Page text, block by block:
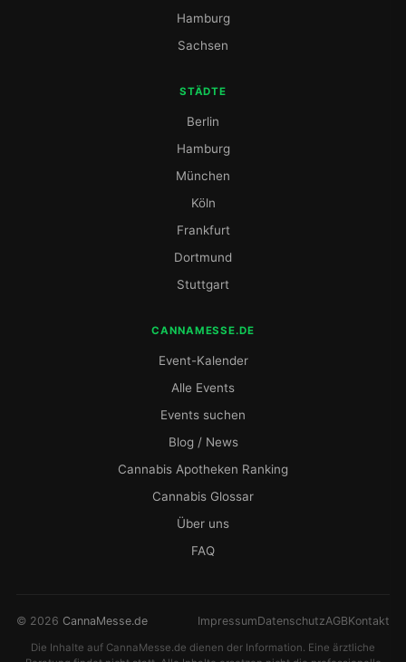
Hamburg
Sachsen
STÄDTE
Berlin
Hamburg
München
Köln
Frankfurt
Dortmund
Stuttgart
CANNAMESSE.DE
Event-Kalender
Alle Events
Events suchen
Blog / News
Cannabis Apotheken Ranking
Cannabis Glossar
Über uns
FAQ
© 2026 CannaMesse.de ImpressumDatenschutzAGBKontakt
Die Inhalte auf CannaMesse.de dienen der Information. Eine ärztliche